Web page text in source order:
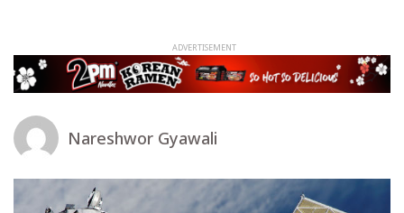
Nareshwor Gyawali